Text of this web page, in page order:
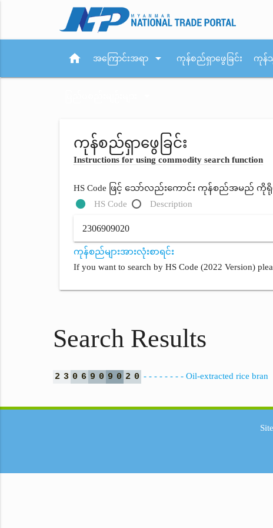
home အကြောင်းအရာ arrow_drop_down ကုန်စည်ရှာဖွေခြင်း ကုန်
ကုန်စည်ရှာဖွေခြင်း
Instructions for using commodity search function
HS Code ဖြင့် သော်လည်းကောင်း ကုန်စည်အမည် ကိုရို
HS Code
Description
ကုန်စည်များအားလုံးစာရင်း
If you want to search by HS Code (2022 Version)
Search Results
2 3 0 6 9 0 9 0 2 0 - - - - - - - - Oil-extracted rice bran